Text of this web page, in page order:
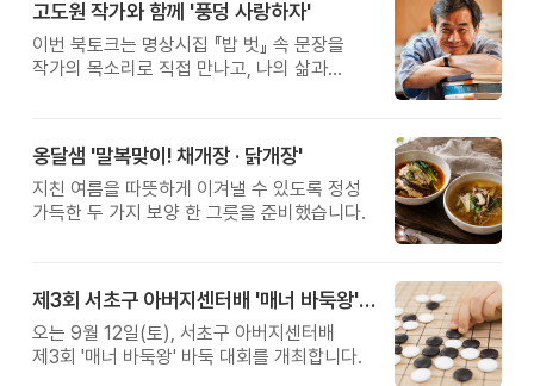
고도원 작가와 함께 '풍덩 사랑하자'
이번 북토크는 명상시집 『밥 벗』 속 문장을
작가의 목소리로 직접 만나고, 나의 삶과
옹달샘 '말복맞이! 채개장 · 닭개장'
지친 여름을 따뜻하게 이겨낼 수 있도록 정성
가득한 두 가지 보양 한 그릇을 준비했습니다.
제3회 서초구 아버지센터배 '매너 바둑왕' 대회
오는 9월 12일(토), 서초구 아버지센터배
제3회 '매너 바둑왕' 바둑 대회를 개최합니다.